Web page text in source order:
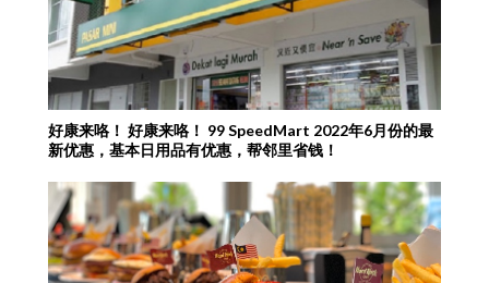
好康来咯！ 好康来咯！ 99 SpeedMart 2022年6月份的最
新优惠，基本日用品有优惠，帮邻里省钱！